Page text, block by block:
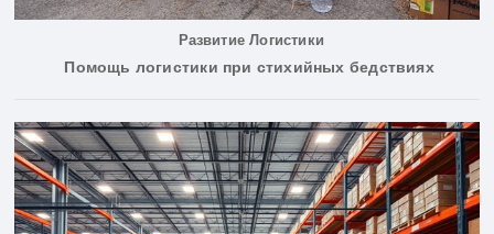
Развитие Логистики
Помощь логистики при стихийных бедствиях